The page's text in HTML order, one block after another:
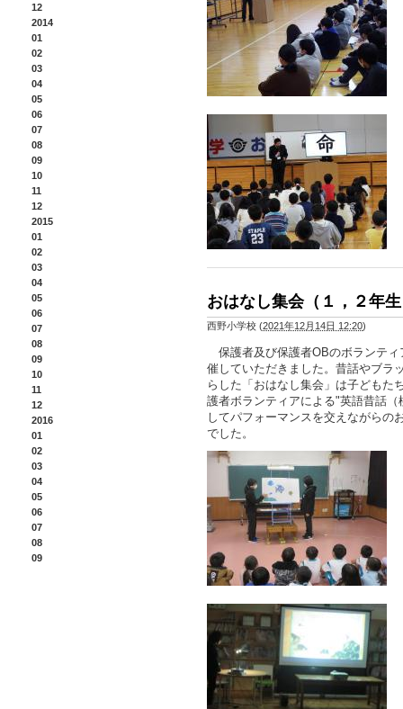
おはなし集会（１，２年
西野小学校 (2021年12月14日 12:20)
保護者及び保護者OBのボランティ
催していただきました。昔話やブラ
らした「おはなし集会」は子どもた
護者ボランティアによる"英語昔話
してパフォーマンスを交えながらの
でした。
12
2014
01
02
03
04
05
06
07
08
09
10
11
12
2015
01
02
03
04
05
06
07
08
09
10
11
12
2016
01
02
03
04
05
06
07
08
09